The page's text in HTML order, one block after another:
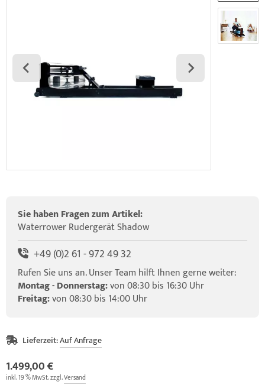
Sie haben Fragen zum Artikel:
Waterrower Rudergerät Shadow
+49 (0)2 61 - 972 49 32
Rufen Sie uns an. Unser Team hilft Ihnen gerne weiter:
Montag - Donnerstag:von 08:30 bis 16:30 Uhr
Freitag:von 08:30 bis 14:00 Uhr
Lieferzeit:Auf Anfrage
1.499,00 €
inkl. 19 % MwSt. zzgl.Versand
Vintage Series
Trainingstische